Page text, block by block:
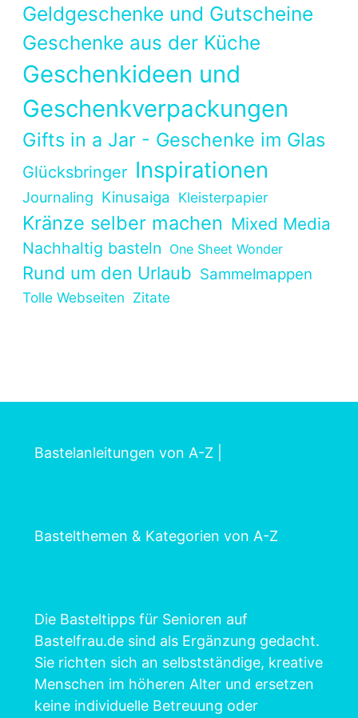
Geldgeschenke und Gutscheine
Geschenke aus der Küche
Geschenkideen und
Geschenkverpackungen
Gifts in a Jar - Geschenke im Glas
Glücksbringer Inspirationen
Journaling Kinusaiga Kleisterpapier
Kränze selber machen Mixed Media
Nachhaltig basteln One Sheet Wonder
Rund um den Urlaub Sammelmappen
Tolle Webseiten Zitate
Bastelanleitungen von A-Z
Bastelthemen & Kategorien von A-Z
Die Basteltipps für Senioren auf
Bastelfrau.de sind als Ergänzung gedacht.
Sie richten sich an selbstständige, kreative
Menschen im höheren Alter und ersetzen
keine individuelle Betreuung oder